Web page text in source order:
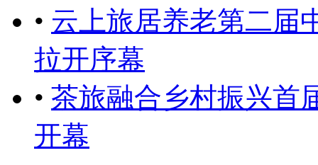
• 云上旅居养老第二届
拉开序幕
• 茶旅融合乡村振兴首
开幕